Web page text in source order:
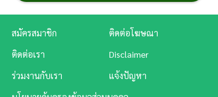
Music
สมัครสมาชิก
ติดต่อโฆษณา
ติดต่อเรา
Disclaimer
ร่วมงานกับเรา
แจ้งปัญหา